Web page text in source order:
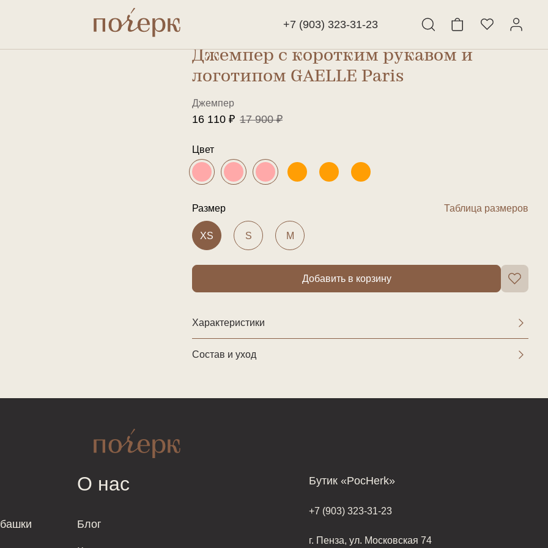
+7 (903) 323-31-23
Найти
рукавом и логотипом
Джемпер с коротким рукавом и
логотипом GAELLE Paris
Джемпер
16 110 ₽ 17 900 ₽
Цвет
Размер Таблица размеров
XS S M
Добавить в корзину
Характеристики
Состав и уход
О нас
Блог
Бутик «PocHerk»
+7 (903) 323-31-23
г. Пенза, ул. Московская 74